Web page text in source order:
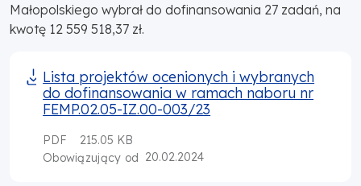
Małopolskiego wybrał do dofinansowania 27 zadań, na
kwotę 12 559 518,37 zł.
Lista projektów ocenionych i wybranych
do dofinansowania w ramach naboru nr
FEMP.02.05-IZ.00-003/23
PDF
215.05 KB
Obowiązujący od 20.02.2024